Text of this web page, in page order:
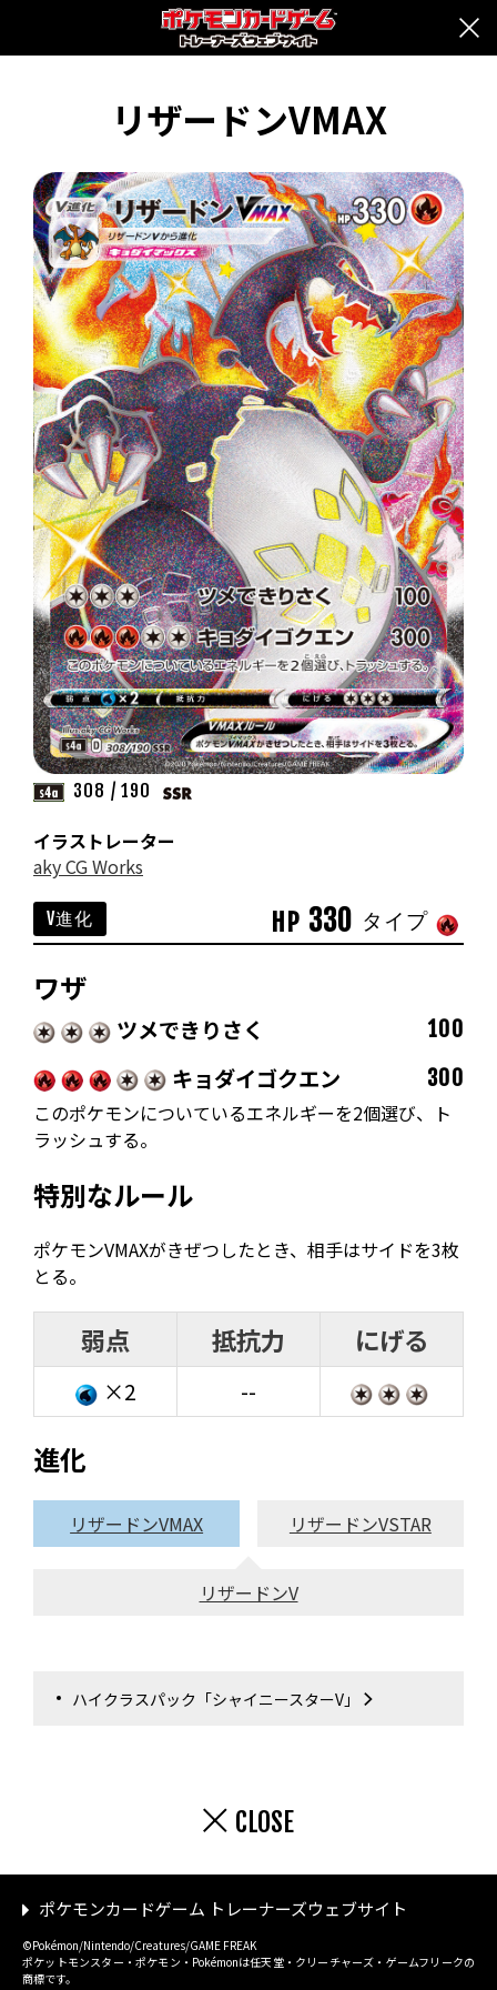
リザードンVMAX
308 / 190
イラストレーター
aky CG Works
V進化 HP 330 タイプ
ワザ
ツメできりさく 100
キョダイゴクエン
300
このポケモンについているエネルギーを2個選び、ト
ラッシュする。
特別なルール
ポケモンVMAXがきぜつしたとき、相手はサイドを3枚
とる。
弱点 抵抗力 にげる
×2 --
進化
リザードンVMAX リザードンVSTAR
リザードンV
ハイクラスパック「シャイニースターV」
CLOSE
ポケモンカードゲーム トレーナーズウェブサイト
©Pokémon/Nintendo/Creatures/GAME FREAK
ポケットモンスター・ポケモン・Pokémonは任天堂・クリーチャーズ・ゲームフリークの
商標です。